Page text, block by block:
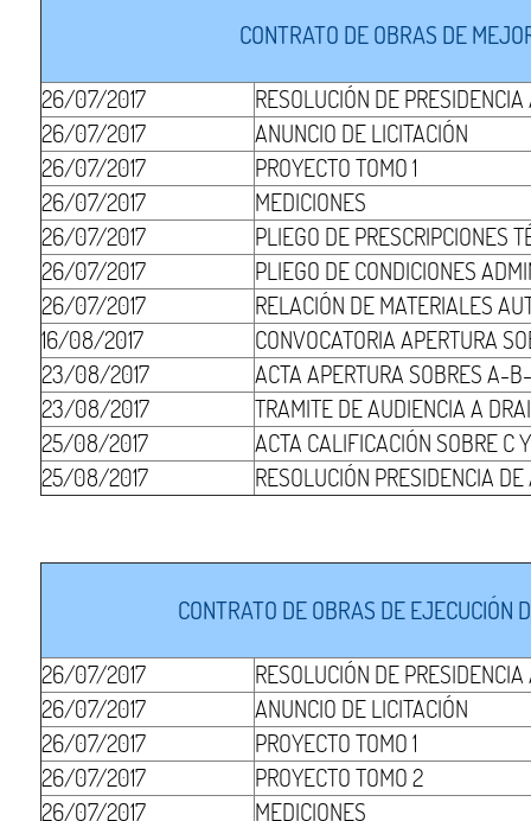
CONTRATO DE OBRAS DE
26/07/2017
RESOLUCIÓN DE
26/07/2017
ANUNCIO DE LICITACIÓN
26/07/2017
PROYECTO TOMO 1
26/07/2017
MEDICIONES
26/07/2017
PLIEGO DE PRESCRIPCIONES
26/07/2017
PLIEGO DE CONDICIONES
26/07/2017
RELACIÓN DE MATERIALES
16/08/2017
CONVOCATORIA APERTURA
23/08/2017
ACTA APERTURA SOBRES A-
23/08/2017
TRAMITE DE AUDIENCIA A
25/08/2017
ACTA CALIFICACIÓN SOBRE C
25/08/2017
RESOLUCIÓN PRESIDENCIA
CONTRATO DE OBRAS DE
26/07/2017
RESOLUCIÓN DE
26/07/2017
ANUNCIO DE LICITACIÓN
26/07/2017
PROYECTO TOMO 1
26/07/2017
PROYECTO TOMO 2
26/07/2017
MEDICIONES